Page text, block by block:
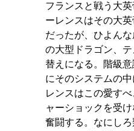
フランスと戦う大
ーレンスはその大
だったが、ひよん
の大型ドラゴン、
替えになる。階級
にそのシステムの
レンスはこの愛す
ャーショックを受
奮闘する。なにし